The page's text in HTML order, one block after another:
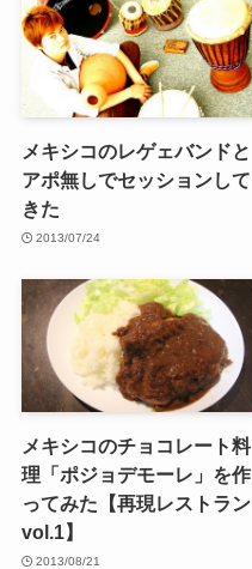
メキシコのレゲェバンドと
アポ無しでセッションして
きた
2013/07/24
メキシコのチョコレート料
理「ポジョデモーレ」を作
ってみた【再現レストラン
vol.1】
2013/08/21